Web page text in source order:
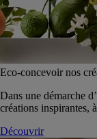
Eco-concevoir nos
Dans une démarche
créations inspirantes,
Découvrir